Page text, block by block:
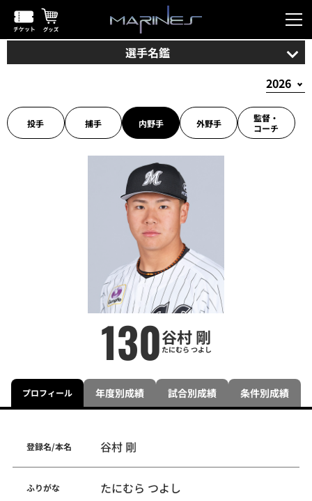
選手名鑑
投手 捕手 内野手 外野手
監督・
コーチ
130谷村 剛
たにむら つよし
プロフィール 年度別成績 試合別成績 条件別成績
登録名/本名 谷村 剛
ふりがな たにむら つよし